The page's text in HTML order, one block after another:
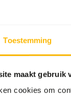
Toestemming
maakt gebruik
cookies om
op
Ruwe as